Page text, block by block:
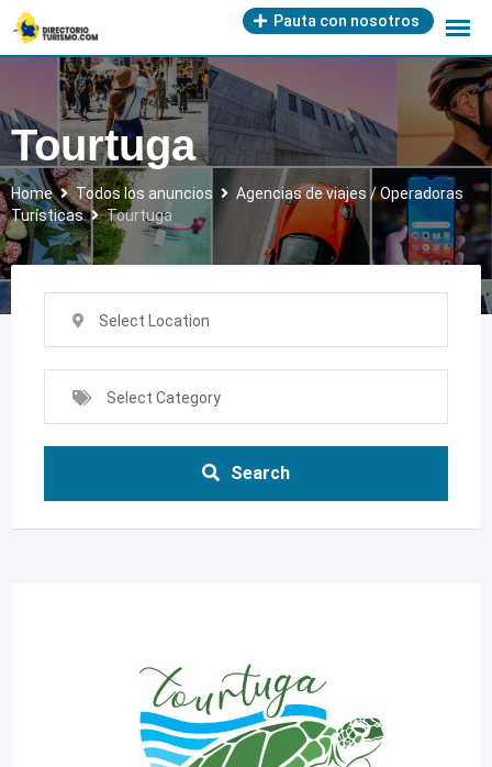
Skip
to
content
Pauta con nosotros
Tourtuga
Home Todos los anuncios
Agencias de viajes / Operadoras
Turísticas
Tourtuga
Select Location
Select Category
Search